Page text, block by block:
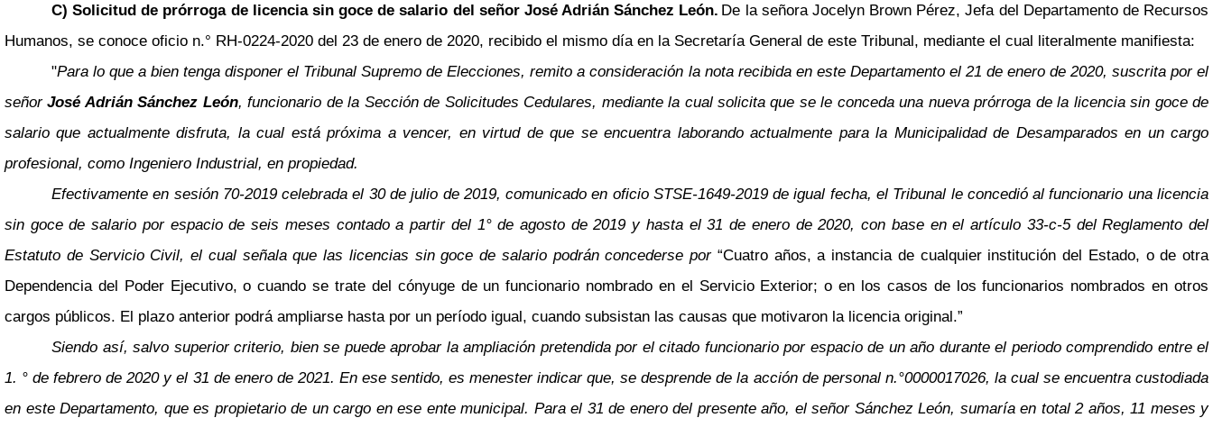
C) Solicitud de prórroga de licencia sin goce de salario del señor José Adrián Sánchez León. De la señora Jocelyn Brown Pérez, Jefa del Departamento de Recursos
Humanos, se conoce oficio n.° RH-0224-2020 del 23 de enero de 2020, recibido el mismo día en la Secretaría General de este Tribunal, mediante el cual literalmente manifiesta:
"Para lo que a bien tenga disponer el Tribunal Supremo de Elecciones, remito a consideración la nota recibida en este Departamento el 21 de enero de 2020, suscrita por el
señorJosé Adrián Sánchez León, funcionario de la Sección de Solicitudes Cedulares, mediante la cual solicita que se le conceda una nueva prórroga de la licencia sin goce de
salario que actualmente disfruta, la cual está próxima a vencer, en virtud de que se encuentra laborando actualmente para la Municipalidad de Desamparados en un cargo
profesional, como Ingeniero Industrial, en propiedad.
Efectivamente en sesión 70-2019 celebrada el 30 de julio de 2019, comunicado en oficio STSE-1649-2019 de igual fecha, el Tribunal le concedió al funcionario una licencia
sin goce de salario por espacio de seis meses contado a partir del 1° de agosto de 2019 y hasta el 31 de enero de 2020, con base en el artículo 33-c-5 del Reglamento del
Estatuto de Servicio Civil, el cual señala que las licencias sin goce de salario podrán concederse por “Cuatro años, a instancia de cualquier institución del Estado, o de otra
Dependencia del Poder Ejecutivo, o cuando se trate del cónyuge de un funcionario nombrado en el Servicio Exterior; o en los casos de los funcionarios nombrados en otros
cargos públicos. El plazo anterior podrá ampliarse hasta por un período igual, cuando subsistan las causas que motivaron la licencia original.”
Siendo así, salvo superior criterio, bien se puede aprobar la ampliación pretendida por el citado funcionario por espacio de un año durante el periodo comprendido entre el
1. ° de febrero de 2020 y el 31 de enero de 2021. En ese sentido, es menester indicar que, se desprende de la acción de personal n.°0000017026, la cual se encuentra custodiada
en este Departamento, que es propietario de un cargo en ese ente municipal. Para el 31 de enero del presente año, el señor Sánchez León, sumaría en total 2 años, 11 meses y